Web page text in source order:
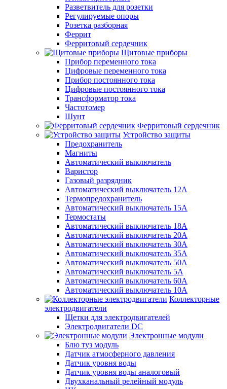
Разветвитель для розетки
Регулируемые опоры
Розетка разборная
Феррит
Ферритовый сердечник
Щитовые приборы
Прибор переменного тока
Цифровые переменного тока
Прибор постоянного тока
Цифровые постоянного тока
Трансформатор тока
Частотомер
Шунт
Ферритовый сердечник
Устройство защиты
Предохранитель
Магниты
Автоматический выключатель
Варистор
Газовый разрядник
Автоматический выключатель 12А
Термопредохранитель
Автоматический выключатель 15А
Термостаты
Автоматический выключатель 18А
Автоматический выключатель 20А
Автоматический выключатель 30А
Автоматический выключатель 35А
Автоматический выключатель 50А
Автоматический выключатель 5А
Автоматический выключатель 60А
Автоматический выключатель 10А
Коллекторные
электродвигатели
Щетки для электродвигателей
Электродвигатели DC
Электронные модули
Блю туз модуль
Датчик атмосферного давления
Датчик уровня воды
Датчик уровня воды аналоговый
Двухканальный релейный модуль